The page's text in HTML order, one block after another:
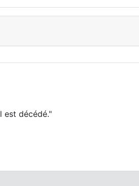
est décédé."